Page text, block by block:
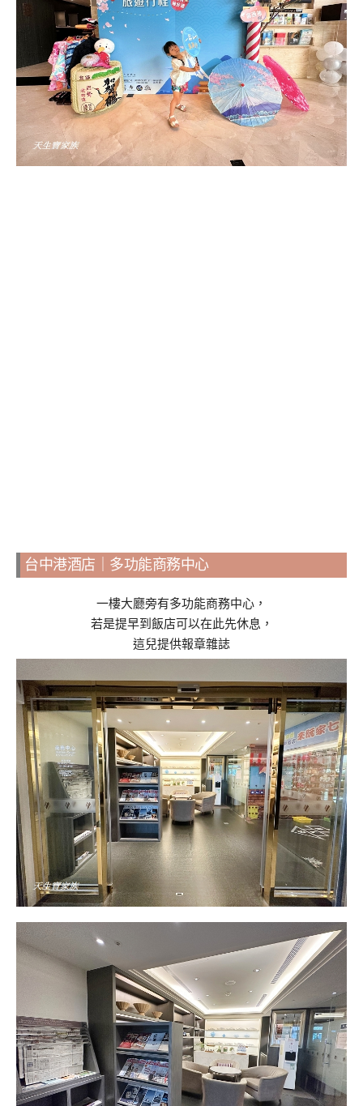
台中港酒店｜多功能商務中心
一樓大廳旁有多功能商務中心，
若是提早到飯店可以在此先休息，
這兒提供報章雜誌